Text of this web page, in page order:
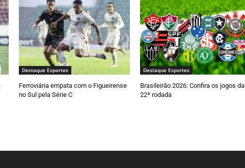
Destaque Esportes
Ferroviária empata com o Figueirense
no Sul pela Série C
Destaque Esportes
Brasileirão 2026: Confira os jogos da
22ª rodada